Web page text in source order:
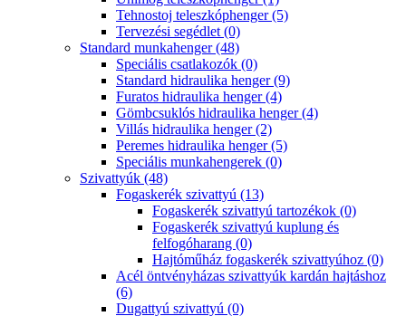
Tehnostoj teleszkóphenger (5)
Tervezési segédlet (0)
Standard munkahenger (48)
Speciális csatlakozók (0)
Standard hidraulika henger (9)
Furatos hidraulika henger (4)
Gömbcsuklós hidraulika henger (4)
Villás hidraulika henger (2)
Peremes hidraulika henger (5)
Speciális munkahengerek (0)
Szivattyúk (48)
Fogaskerék szivattyú (13)
Fogaskerék szivattyú tartozékok (0)
Fogaskerék szivattyú kuplung és
felfogóharang (0)
Hajtóműház fogaskerék szivattyúhoz (0)
Acél öntvényházas szivattyúk kardán hajtáshoz
(6)
Dugattyú szivattyú (0)